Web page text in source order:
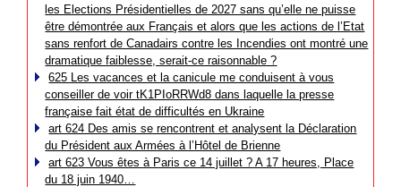
les Elections Présidentielles de 2027 sans qu’elle ne puisse
être démontrée aux Français et alors que les actions de l’Etat
sans renfort de Canadairs contre les Incendies ont montré une
dramatique faiblesse, serait-ce raisonnable ?
625 Les vacances et la canicule me conduisent à vous
conseiller de voir tK1PIoRRWd8 dans laquelle la presse
française fait état de difficultés en Ukraine
art 624 Des amis se rencontrent et analysent la Déclaration
du Président aux Armées à l’Hôtel de Brienne
art 623 Vous êtes à Paris ce 14 juillet ? A 17 heures, Place
du 18 juin 1940…